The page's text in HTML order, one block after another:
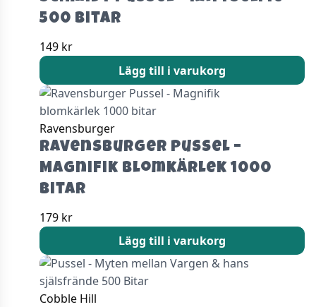
500 bitar
149 kr
Lägg till i varukorg
Ravensburger
Ravensburger Pussel –
Magnifik blomkärlek 1000
bitar
179 kr
Lägg till i varukorg
Cobble Hill